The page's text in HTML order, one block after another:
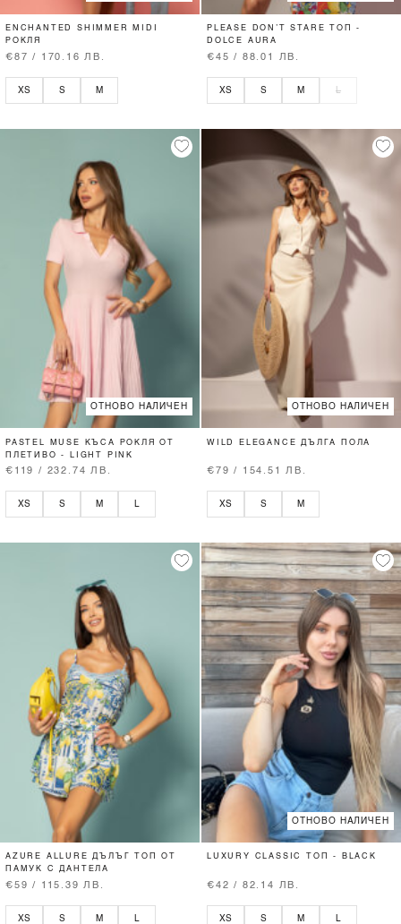
ENCHANTED SHIMMER MIDI
РОКЛЯ
€87 / 170.16 ЛВ.
XS S M
PLEASE DON’T STARE ТОП -
DOLCE AURA
€45 / 88.01 ЛВ.
XS S M L
ОТНОВО НАЛИЧЕН
PASTEL MUSE КЪСА РОКЛЯ ОТ
ПЛЕТИВО - LIGHT PINK
€119 / 232.74 ЛВ.
XS S M L
ОТНОВО НАЛИЧЕН
WILD ELEGANCE ДЪЛГА ПОЛА
€79 / 154.51 ЛВ.
XS S M
AZURE ALLURE ДЪЛЪГ ТОП ОТ
ПАМУК С ДАНТЕЛА
€59 / 115.39 ЛВ.
XS S M
ОТНОВО НАЛИЧЕН
LUXURY CLASSIC ТОП - BLACK
€42 / 82.14 ЛВ.
XS S M